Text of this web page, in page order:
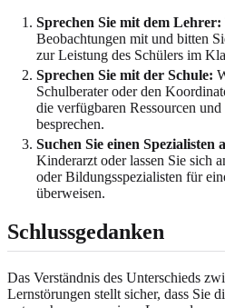
Sprechen Sie mit dem Lehrer:
Beobachtungen mit und bitten
zur Leistung des Schülers im
Sprechen Sie mit der Schule:
Schulberater oder den
die verfügbaren Ressourcen
besprechen.
Suchen Sie einen Spezialisten
Kinderarzt oder lassen Sie sich
oder Bildungsspezialisten für
überweisen.
Schlussgedanken
Das Verständnis des Unterschieds
Lernstörungen stellt sicher, dass Sie